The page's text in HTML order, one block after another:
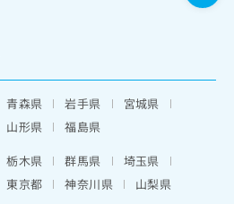
青森県 岩手県
宮城県
山形県
福島県
栃木県 群馬県
埼玉県
東京都 神奈川県
山梨県